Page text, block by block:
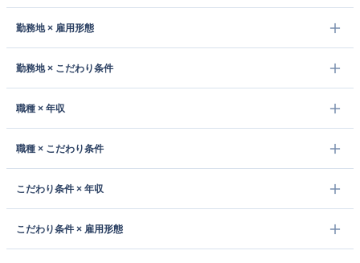
勤務地 × 雇用形態
勤務地 × こだわり条件
職種 × 年収
職種 × こだわり条件
こだわり条件 × 年収
こだわり条件 × 雇用形態